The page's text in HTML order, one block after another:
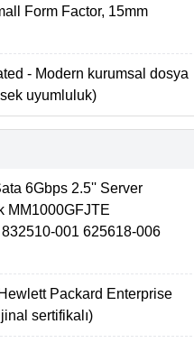
Form Factor, 15mm
- Modern kurumsal dosya
uyumluluk)
6Gbps 2.5'' Server
MM1000GFJTE
001 625618-006
Packard Enterprise
sertifikalı)